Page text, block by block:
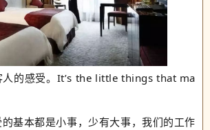
人的感受。It’s the little things that ma
基本都是小事，少有大事，我们的工作